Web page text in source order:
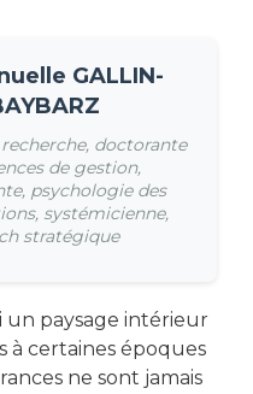
GALLIN-
doctorante
de gestion,
psychologie des
systémicienne,
stratégique
un paysage intérieur
à certaines époques
ne sont jamais